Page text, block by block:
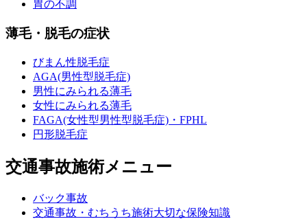
胃の不調
薄毛・脱毛の症状
びまん性脱毛症
AGA(男性型脱毛症)
男性にみられる薄毛
女性にみられる薄毛
FAGA(女性型男性型脱毛症)・FPHL
円形脱毛症
交通事故施術メニュー
バック事故
交通事故・むちうち施術大切な保険知識